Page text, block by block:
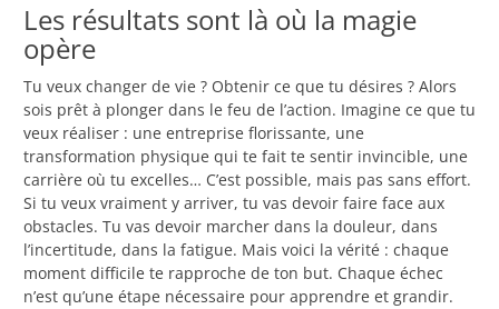
Les résultats sont là où la magie
opère
Tu veux changer de vie ? Obtenir ce que tu désires ? Alors
sois prêt à plonger dans le feu de l’action. Imagine ce que tu
veux réaliser : une entreprise florissante, une
transformation physique qui te fait te sentir invincible, une
carrière où tu excelles… C’est possible, mais pas sans effort.
Si tu veux vraiment y arriver, tu vas devoir faire face aux
obstacles. Tu vas devoir marcher dans la douleur, dans
l’incertitude, dans la fatigue. Mais voici la vérité : chaque
moment difficile te rapproche de ton but. Chaque échec
n’est qu’une étape nécessaire pour apprendre et grandir.